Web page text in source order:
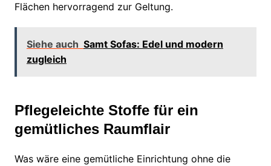
Flächen hervorragend zur Geltung.
Siehe auch Samt Sofas: Edel und modern
zugleich
Pflegeleichte Stoffe für ein
gemütliches Raumflair
Was wäre eine gemütliche Einrichtung ohne die